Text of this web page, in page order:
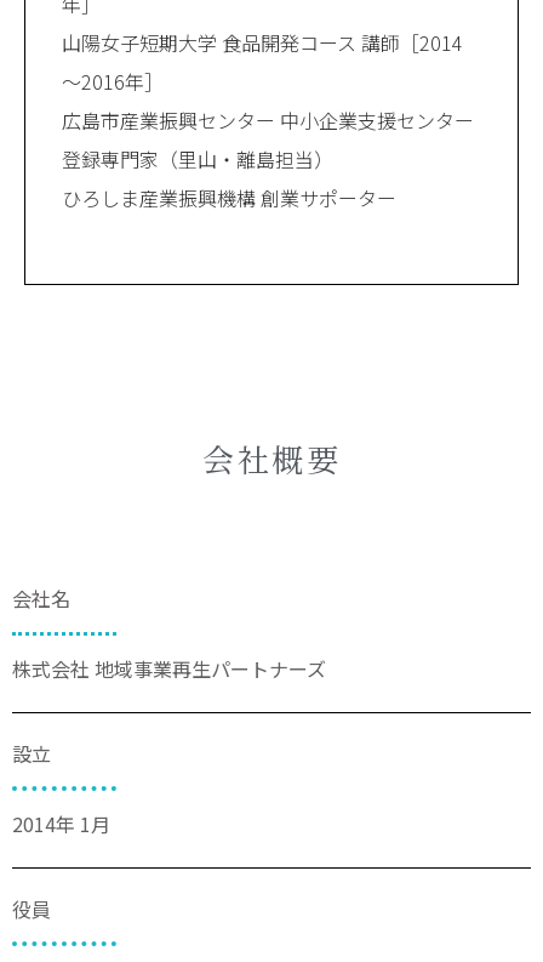
山陽女子短期大学 食品開発コース 講師［2014
～2016年］
広島市産業振興センター 中小企業支援センター
登録専門家（里山・離島担当）
ひろしま産業振興機構 創業サポーター
会社概要
会社名
株式会社 地域事業再生パートナーズ
設立
2014年 1月
役員